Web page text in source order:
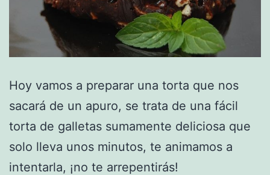
Hoy vamos a preparar una torta que nos
sacará de un apuro, se trata de una fácil
torta de galletas sumamente deliciosa que
solo lleva unos minutos, te animamos a
intentarla, ¡no te arrepentirás!